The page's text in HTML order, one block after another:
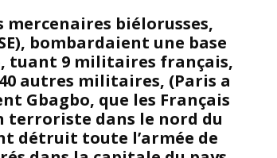
mercenaires biélorusses,
bombardaient une base
tuant 9 militaires français,
autres militaires, (Paris a
Gbagbo, que les Français
terroriste dans le nord du
détruit toute l’armée de